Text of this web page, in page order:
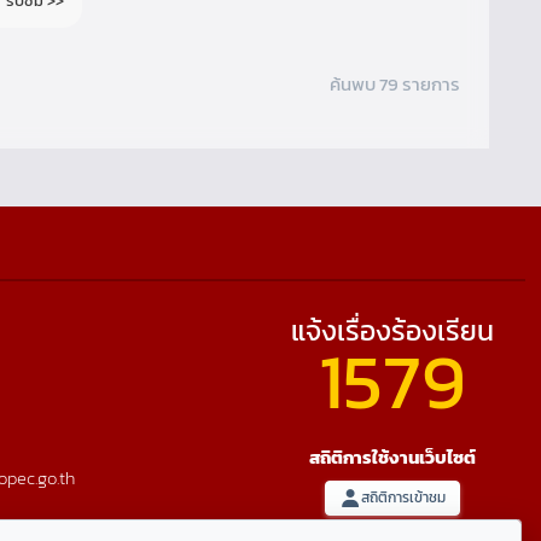
ค้นพบ 79 รายการ
แจ้งเรื่องร้องเรียน
1579
สถิติการใช้งานเว็บไซต์
สถิติการเข้าชม